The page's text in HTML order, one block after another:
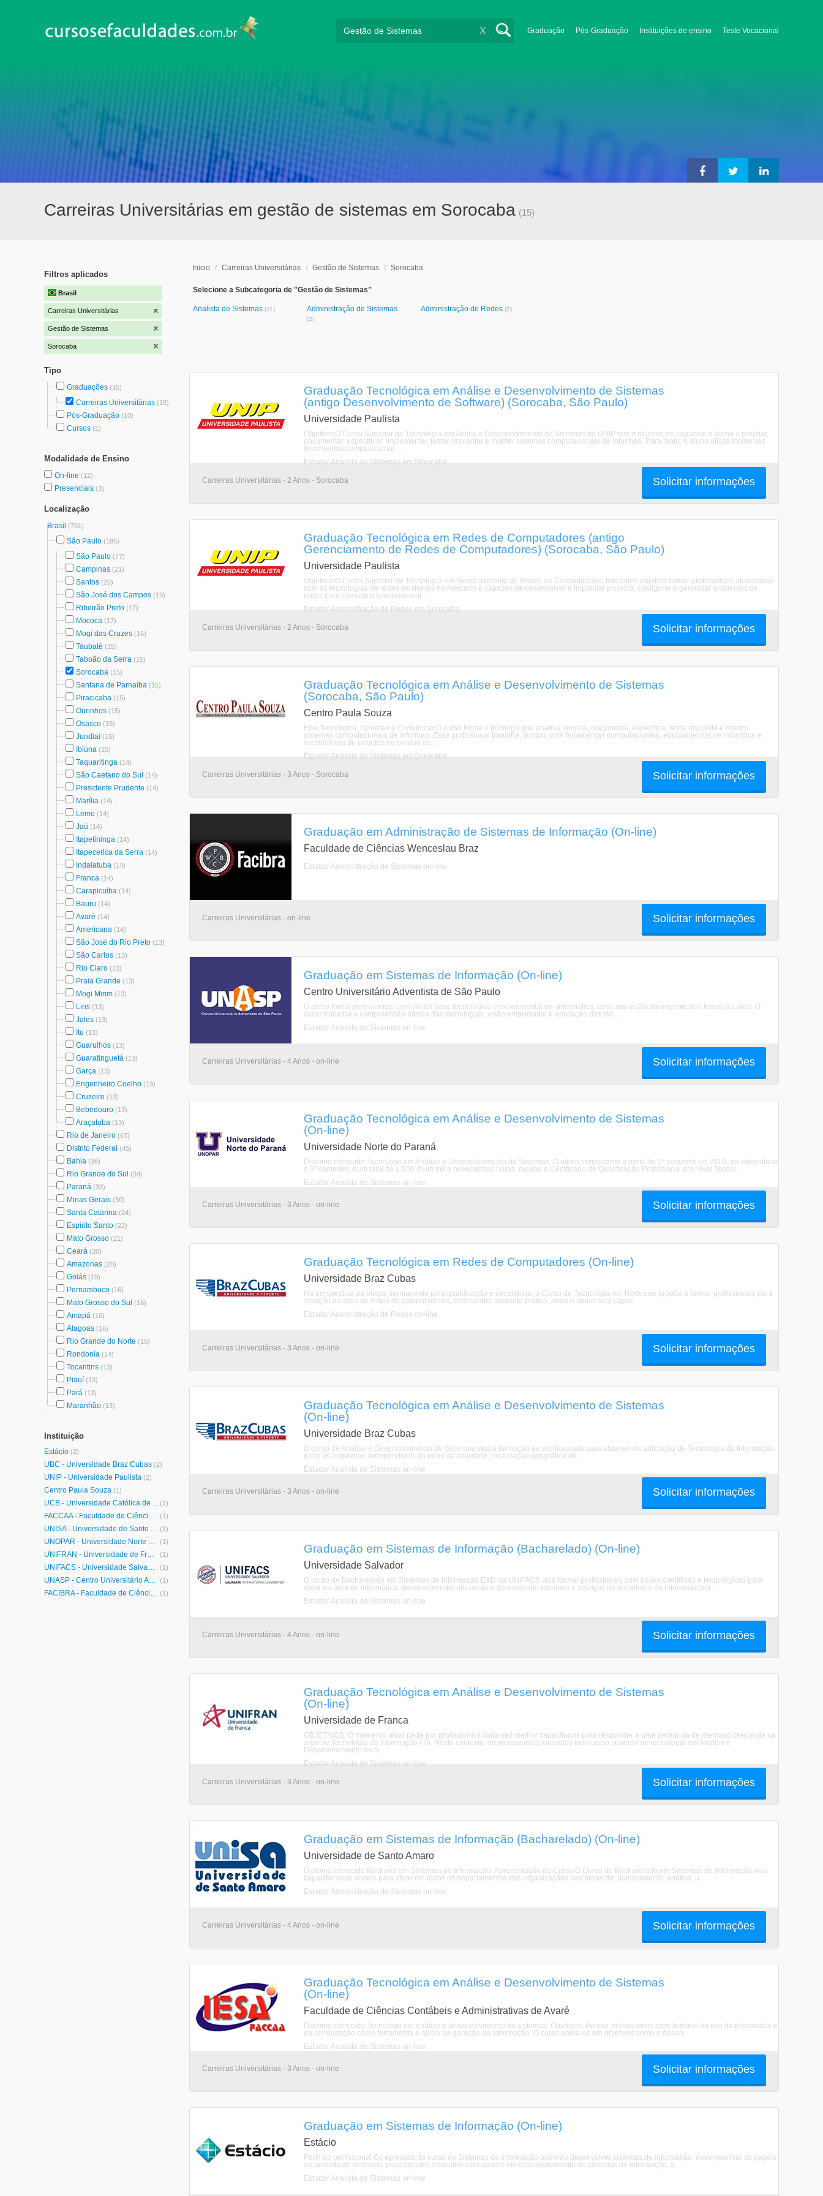
Graduação Pós-Graduação Instituições de ensino Teste Vocacional
X
Carreiras Universitárias em gestão de sistemas em Sorocaba (15)
Filtros aplicados
Brasil
Carreiras Universitárias
Gestão de Sistemas
Sorocaba
Tipo
Graduações (15)
Carreiras Universitárias (15)
Pós-Graduação (10)
Cursos (1)
Modalidade de Ensino
On-line (12)
Presenciais (3)
Localização
Brasil (701)
São Paulo (185)
São Paulo (77)
Campinas (21)
Santos (20)
São José dos Campos (19)
Ribeirão Preto (17)
Mococa (17)
Mogi das Cruzes (16)
Taubaté (15)
Taboão da Serra (15)
Sorocaba (15)
Santana de Parnaíba (15)
Piracicaba (15)
Ourinhos (15)
Osasco (15)
Jundiaí (15)
Ibiúna (15)
Taquaritinga (14)
São Caetano do Sul (14)
Presidente Prudente (14)
Marília (14)
Leme (14)
Jaú (14)
Itapetininga (14)
Itapecerica da Serra (14)
Indaiatuba (14)
Franca (14)
Carapicuíba (14)
Bauru (14)
Avaré (14)
Americana (14)
São José do Rio Preto (13)
São Carlos (13)
Rio Claro (13)
Praia Grande (13)
Mogi Mirim (13)
Lins (13)
Jales (13)
Itu (13)
Guarulhos (13)
Guaratinguetá (13)
Garça (13)
Engenheiro Coelho (13)
Cruzeiro (13)
Bebedouro (13)
Araçatuba (13)
Rio de Janeiro (67)
Distrito Federal (45)
Bahia (36)
Rio Grande do Sul (34)
Paraná (33)
Minas Gerais (30)
Santa Catarina (24)
Espírito Santo (22)
Mato Grosso (21)
Ceará (20)
Amazonas (20)
Goiás (19)
Pernambuco (16)
Mato Grosso do Sul (16)
Amapá (16)
Alagoas (16)
Rio Grande do Norte (15)
Rondonia (14)
Tocantins (13)
Piauí (13)
Pará (13)
Maranhão (13)
Instituição
Estácio (2)
UBC - Universidade Braz Cubas (2)
UNIP - Universidade Paulista (2)
Centro Paula Souza (1)
UCB - Universidade Católica de Brasília (1)
FACCAA - Faculdade de Ciências Contábeis e Administrativas de Avaré (1)
UNISA - Universidade de Santo Amaro (1)
UNOPAR - Universidade Norte do Paraná (1)
UNIFRAN - Universidade de Franca (1)
UNIFACS - Universidade Salvador (1)
UNASP - Centro Universitário Adventista de São Paulo (1)
FACIBRA - Faculdade de Ciências Wenceslau Braz (1)
Inicio / Carreiras Universitárias / Gestão de Sistemas / Sorocaba
Selecione a Subcategoria de "Gestão de Sistemas"
Analista de Sistemas (11) Administração de Sistemas
(2)
Administração de Redes (2)
Graduação Tecnológica em Análise e Desenvolvimento de Sistemas
(antigo Desenvolvimento de Software) (Sorocaba, São Paulo)
Universidade Paulista
ObjetivosO Curso Superior de Tecnologia em Anlise e Desenvolvimento de Sistemas da UNIP tem o objetivo de capacitar o aluno a projetar,
documentar, especificar, implementar, testar, implantar e manter sistemas computacionais de informao. Para tanto, o aluno utiliza modernas
ferramentas computacionai ...
Estudar Analista de Sistemas em Sorocaba
Carreiras Universitárias - 2 Anos - Sorocaba Solicitar informações
Graduação Tecnológica em Redes de Computadores (antigo
Gerenciamento de Redes de Computadores) (Sorocaba, São Paulo)
Universidade Paulista
ObjetivosO Curso Superior de Tecnologia em Gerenciamento de Redes de Computadores tem como objetivo formar profissionais atualizados
com as tecnologias de redes existentes no mercado e capazes de desenvolver e implantar projetos, configurar e gerenciar ambientes de
redes para otimizar o funcionament ...
Estudar Administração de Redes em Sorocaba
Carreiras Universitárias - 2 Anos - Sorocaba Solicitar informações
Graduação Tecnológica em Análise e Desenvolvimento de Sistemas
(Sorocaba, São Paulo)
Centro Paula Souza
Eixo Tecnolgico: Informao e ComunicaoO curso forma o tecnlogo que analisa, projeta, documenta, especifica, testa, implanta e mantm
sistemas computacionais de informao. Esse profissional trabalha, tambm, com ferramentas computacionais, equipamentos de informtica e
metodologia de projetos na produo de ...
Estudar Analista de Sistemas em Sorocaba
Carreiras Universitárias - 3 Anos - Sorocaba Solicitar informações
Graduação em Administração de Sistemas de Informação (On-line)
Faculdade de Ciências Wenceslau Braz
Estudar Administração de Sistemas on-line
Carreiras Universitárias - on-line Solicitar informações
Graduação em Sistemas de Informação (On-line)
Centro Universitário Adventista de São Paulo
O curso forma profissionais com sólida base tecnológica e experimental em informática, com uma visão abrangente dos temas da área. O
curso trabalha a compreensão básica das tecnologias, visão empresarial e aplicação das téc ...
Estudar Analista de Sistemas on-line
Carreiras Universitárias - 4 Anos - on-line Solicitar informações
Graduação Tecnológica em Análise e Desenvolvimento de Sistemas
(On-line)
Universidade Norte do Paraná
Diploma oferecido Tecnólogo em Análise e Desenvolvimento de Sistemas. O aluno ingressante a partir do 1º semestre de 2010, ao integralizar
o 5º semestre, num total de 1.900 (hum mil e novecentas) horas, recebe o Certificado de Qualificação Profissional em Nível Tecnol ...
Estudar Analista de Sistemas on-line
Carreiras Universitárias - 3 Anos - on-line Solicitar informações
Graduação Tecnológica em Redes de Computadores (On-line)
Universidade Braz Cubas
Na perspectiva da busca permanente pela qualificação e excelência, o Curso de Tecnologia em Redes se propõe a formar profissionais para
atuação na área de redes de computadores, com caráter bastante prático, onde o aluno será capac ...
Estudar Administração de Redes on-line
Carreiras Universitárias - 3 Anos - on-line Solicitar informações
Graduação Tecnológica em Análise e Desenvolvimento de Sistemas
(On-line)
Universidade Braz Cubas
O curso de Análise e Desenvolvimento de Sistemas visa à formação de profissionais para atuarem na aplicação de Tecnologia da Informação
junto às empresas, independente do ramo de atividade, localização geográfica ou ...
Estudar Analista de Sistemas on-line
Carreiras Universitárias - 3 Anos - on-line Solicitar informações
Graduação em Sistemas de Informação (Bacharelado) (On-line)
Universidade Salvador
O curso de Bacharelado em Sistemas de Informação EAD da UNIFACS visa formar profissionais com bases científicas e tecnológicas para
atuar na área de informática, desenvolvendo, utilizando e gerenciando recursos e serviços de tecnologia da informa&cced ...
Estudar Analista de Sistemas on-line
Carreiras Universitárias - 4 Anos - on-line Solicitar informações
Graduação Tecnológica em Análise e Desenvolvimento de Sistemas
(On-line)
Universidade de Franca
OBJETIVOS: O momento atual pede por profissionais cada vez melhor capacitados para responder a uma demanda de mercado crescente na
área de Tecnologia da Informação (TI). Neste contexto, os profissionais formados pelo curso superior de tecnologia em Analise e
Desenvolvimento de S ...
Estudar Analista de Sistemas on-line
Carreiras Universitárias - 3 Anos - on-line Solicitar informações
Graduação em Sistemas de Informação (Bacharelado) (On-line)
Universidade de Santo Amaro
Diploma oferecido Bacharel em Sistemas de Informação. Apresentação do Curso O Curso de Bacharelado em Sistemas de Informação visa
capacitar seus alunos para atuar em todos os departamentos das organizações nas áreas de: planejamento, análise, u ...
Estudar Administração de Sistemas on-line
Carreiras Universitárias - 4 Anos - on-line Solicitar informações
Graduação Tecnológica em Análise e Desenvolvimento de Sistemas
(On-line)
Faculdade de Ciências Contábeis e Administrativas de Avaré
Diploma oferecido Tecnólogo em análise e desenvolvimento de sistemas. Objetivos: Formar profissionais com domínio do uso da informática e
da computação como ferramenta e apoio na geração da informação. O curso apoia-se em objetivos como o desen ...
Estudar Analista de Sistemas on-line
Carreiras Universitárias - 3 Anos - on-line Solicitar informações
Graduação em Sistemas de Informação (On-line)
Estácio
Perfil do profissional Os egressos do curso de Sistemas de Informação poderão desenvolver sistemas de informação, desempenhar os papéis
de analista de sistemas, programador, consultor e/ou auditor em desenvolvimento de sistemas de informação, a ...
Estudar Analista de Sistemas on-line